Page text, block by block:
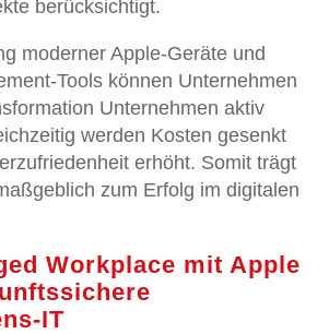
berücksichtigt.
moderner Apple-Geräte und
Tools können Unternehmen
Unternehmen aktiv
werden Kosten gesenkt
erhöht. Somit trägt
zum Erfolg im digitalen
Workplace mit Apple
IT